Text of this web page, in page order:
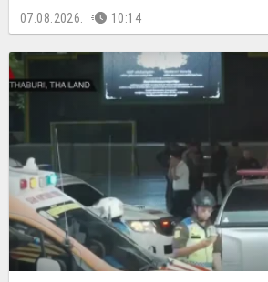
07.08.2026. 10:14